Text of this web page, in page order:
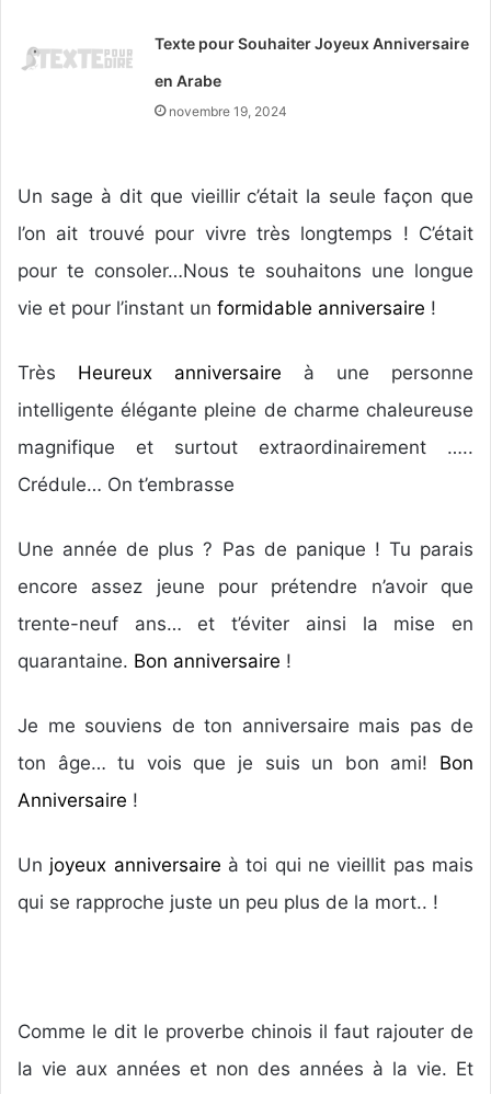
Texte pour Souhaiter Joyeux Anniversaire
en Arabe
novembre 19, 2024
Un sage à dit que vieillir c’était la seule façon que
l’on ait trouvé pour vivre très longtemps ! C’était
pour te consoler…Nous te souhaitons une longue
vie et pour l’instant un formidable anniversaire !
Très Heureux anniversaire à une personne
intelligente élégante pleine de charme chaleureuse
magnifique et surtout extraordinairement …..
Crédule… On t’embrasse
Une année de plus ? Pas de panique ! Tu parais
encore assez jeune pour prétendre n’avoir que
trente-neuf ans… et t’éviter ainsi la mise en
quarantaine. Bon anniversaire !
Je me souviens de ton anniversaire mais pas de
ton âge… tu vois que je suis un bon ami! Bon
Anniversaire !
Un joyeux anniversaire à toi qui ne vieillit pas mais
qui se rapproche juste un peu plus de la mort.. !
Comme le dit le proverbe chinois il faut rajouter de
la vie aux années et non des années à la vie. Et